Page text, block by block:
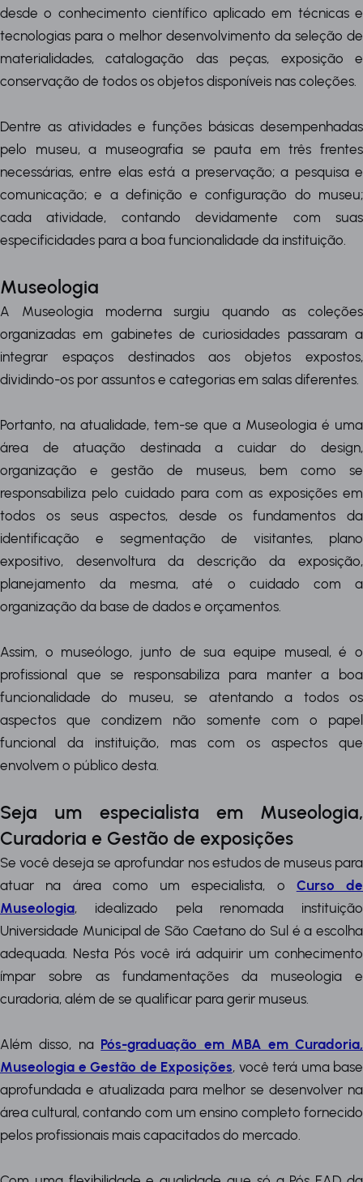
desde o conhecimento científico aplicado em técnicas e
tecnologias para o melhor desenvolvimento da seleção de
materialidades, catalogação das peças, exposição e
conservação de todos os objetos disponíveis nas coleções.
Dentre as atividades e funções básicas desempenhadas
pelo museu, a museografia se pauta em três frentes
necessárias, entre elas está a preservação; a pesquisa e
comunicação; e a definição e configuração do museu;
cada atividade, contando devidamente com suas
especificidades para a boa funcionalidade da instituição.
Museologia
A Museologia moderna surgiu quando as coleções
organizadas em gabinetes de curiosidades passaram a
integrar espaços destinados aos objetos expostos,
dividindo-os por assuntos e categorias em salas diferentes.
Portanto, na atualidade, tem-se que a Museologia é uma
área de atuação destinada a cuidar do design,
organização e gestão de museus, bem como se
responsabiliza pelo cuidado para com as exposições em
todos os seus aspectos, desde os fundamentos da
identificação e segmentação de visitantes, plano
expositivo, desenvoltura da descrição da exposição,
planejamento da mesma, até o cuidado com a
organização da base de dados e orçamentos.
Assim, o museólogo, junto de sua equipe museal, é o
profissional que se responsabiliza para manter a boa
funcionalidade do museu, se atentando a todos os
aspectos que condizem não somente com o papel
funcional da instituição, mas com os aspectos que
envolvem o público desta.
Seja um especialista em Museologia,
Curadoria e Gestão de exposições
Se você deseja se aprofundar nos estudos de museus para
atuar na área como um especialista, o Curso de
Museologia, idealizado pela renomada instituição
Universidade Municipal de São Caetano do Sul é a escolha
adequada. Nesta Pós você irá adquirir um conhecimento
ímpar sobre as fundamentações da museologia e
curadoria, além de se qualificar para gerir museus.
Além disso, na Pós-graduação em MBA em Curadoria,
Museologia e Gestão de Exposições, você terá uma base
aprofundada e atualizada para melhor se desenvolver na
área cultural, contando com um ensino completo fornecido
pelos profissionais mais capacitados do mercado.